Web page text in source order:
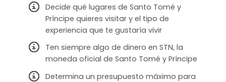
Decide qué lugares de Santo Tomé y
Príncipe quieres visitar y el tipo de
experiencia que te gustaría vivir
Ten siempre algo de dinero en STN, la
moneda oficial de Santo Tomé y Príncipe
Determina un presupuesto máximo para